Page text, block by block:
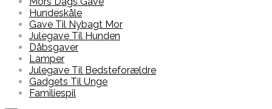
Hundeskåle
Gave Til Nybagt Mor
Julegave Til Hunden
Dåbsgaver
Lamper
Julegave Til Bedsteforældre
Gadgets Til Unge
Familiespil